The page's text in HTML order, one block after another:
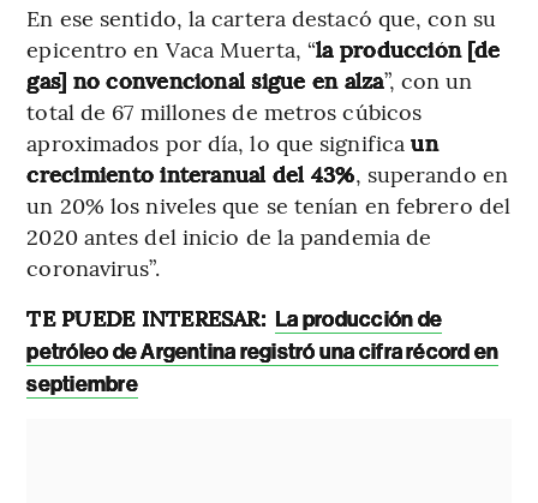
En ese sentido, la cartera destacó que, con su
epicentro en Vaca Muerta, “la producción [de
gas] no convencional sigue en alza”, con un
total de 67 millones de metros cúbicos
aproximados por día, lo que significa un
crecimiento interanual del 43%, superando en
un 20% los niveles que se tenían en febrero del
2020 antes del inicio de la pandemia de
coronavirus”.
TE PUEDE INTERESAR: La producción de
petróleo de Argentina registró una cifra récord en
septiembre